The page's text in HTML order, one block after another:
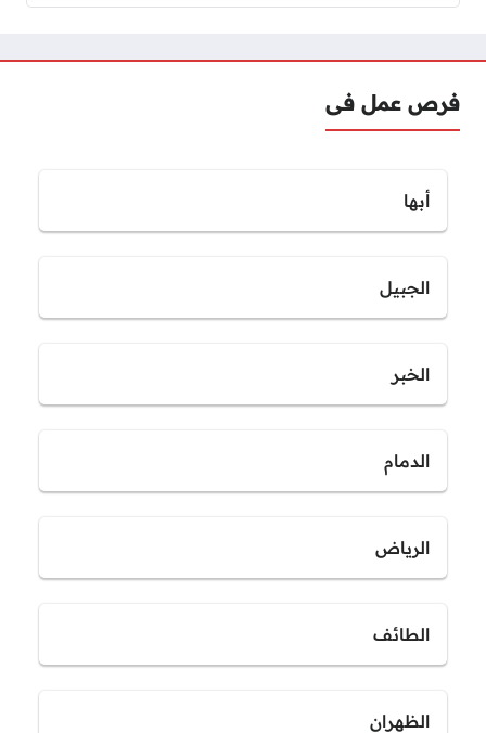
فرص عمل فى
أبها
الجبيل
الخبر
الدمام
الرياض
الطائف
الظهران